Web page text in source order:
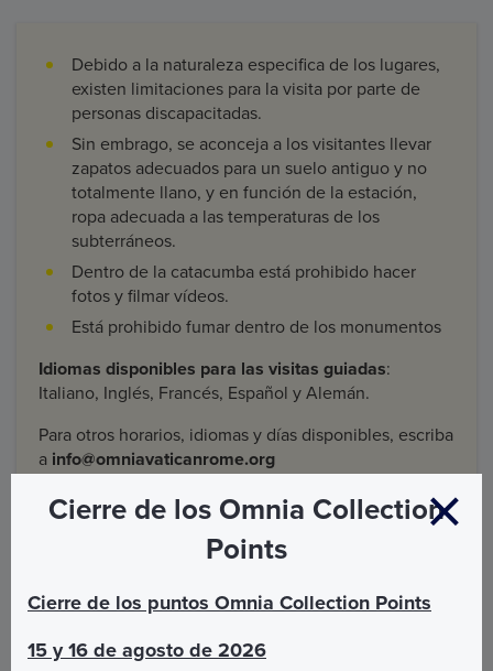
Debido a la naturaleza especifica de los lugares,
existen limitaciones para la visita por parte de
personas discapacitadas.
Sin embrago, se aconceja a los visitantes llevar
zapatos adecuados para un suelo antiguo y no
totalmente llano, y en función de la estación,
ropa adecuada a las temperaturas de los
subterráneos.
Dentro de la catacumba está prohibido hacer
fotos y filmar vídeos.
Está prohibido fumar dentro de los monumentos
Idiomas disponibles para las visitas guiadas:
Italiano, Inglés, Francés, Español y Alemán.
Para otros horarios, idiomas y días disponibles, escriba
a info@omniavaticanrome.org
SAN SEBASTIÁN
Cierre de los Omnia Collection
Points
Cierre de los puntos Omnia Collection Points
15 y 16 de agosto de 2026